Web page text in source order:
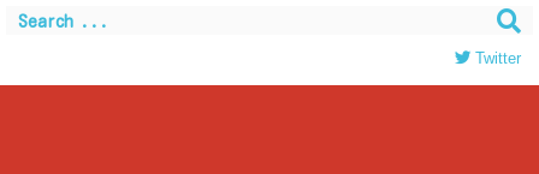
Warning: Trying to access array offset on value of type
/home/c0403866/public_html/kwglab.com/wp-
on line120
Twitter